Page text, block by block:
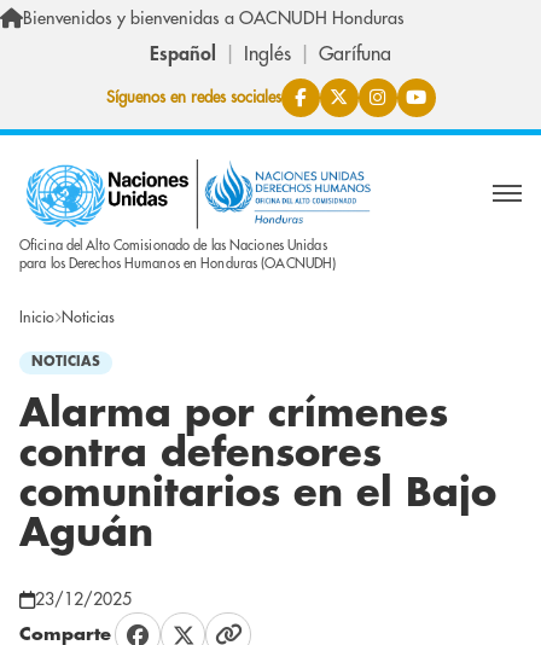
Pasar al contenido principal
Bienvenidos y bienvenidas a OACNUDH Honduras
Español Inglés Garífuna
Síguenos en redes sociales
Oficina del Alto Comisionado de las Naciones Unidas
para los Derechos Humanos en Honduras (OACNUDH)
Inicio Noticias
NOTICIAS
Alarma por crímenes
contra defensores
comunitarios en el Bajo
Aguán
23/12/2025
Comparte